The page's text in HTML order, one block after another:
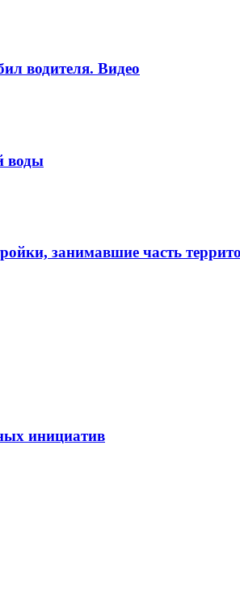
водителя. Видео
воды
занимавшие часть
инициатив